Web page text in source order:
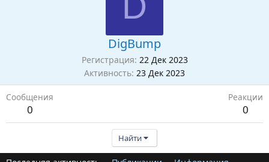
DigBump
Регистрация 22 Дек 2023
Активность 23 Дек 2023
Сообщения
0
Реакции
0
Найти